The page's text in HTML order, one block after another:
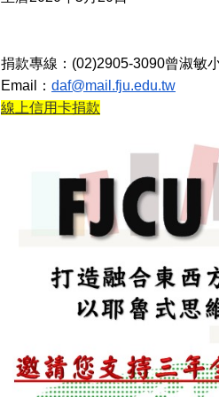
捐款專線：(02)2905-3090曾淑敏
Email： daf@mail.fju.edu.tw
線上信用卡捐款